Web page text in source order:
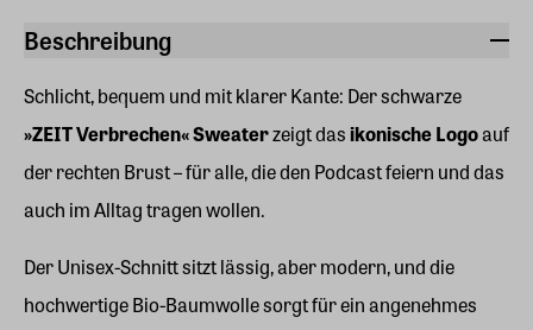
Beschreibung
Schlicht, bequem und mit klarer Kante: Der schwarze
»ZEIT Verbrechen« Sweaterzeigt dasikonische Logoauf
der rechten Brust – für alle, die den Podcast feiern und das
auch im Alltag tragen wollen.
Der Unisex-Schnitt sitzt lässig, aber modern, und die
hochwertige Bio-Baumwolle sorgt für ein angenehmes